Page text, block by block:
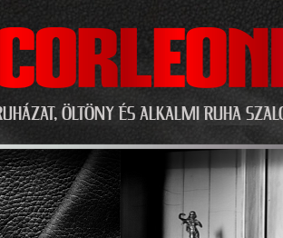
Ugrás a tartalomra
ÖLTÖNY ÉS ALKALMI RUHA